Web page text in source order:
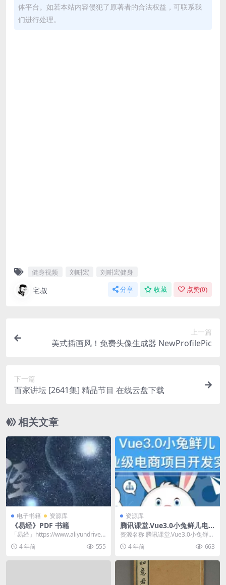
体平台。如若本站内容侵犯了原著者的合法权益，可联系我
们进行处理。
健身视频 刘畊宏 刘畊宏健身
宅叔 分享 收藏 点赞(0)
上一篇
美式插画风！免费头像生成器 NewProfilePic
下一篇
百家讲坛 [2641集] 精品节目 在线云盘下载
相关文章
电子书籍 资源库
《易经》PDF 书籍
「易经」https://www.aliyundrive.c
om/s/y4tdEx...
4 年前 555
资源库
腾讯课堂.Vue3.0小兔鲜儿电
商项目
资源名称 腾讯课堂.Vue3.0小兔鲜儿
电商项目 资源描述 小兔鲜儿 Vue
3... 4 年前 663